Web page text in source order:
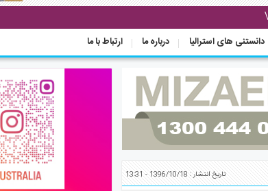
دانستنی های استرالیا درباره ما ارتباط با ما
تاریخ انتشار : 1396/10/18 - 13:31